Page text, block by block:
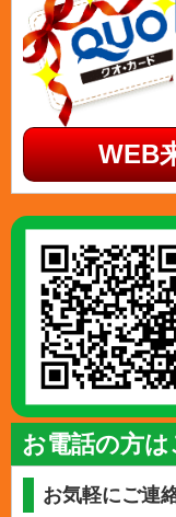
WEB
お電話の方は
お気軽にご連